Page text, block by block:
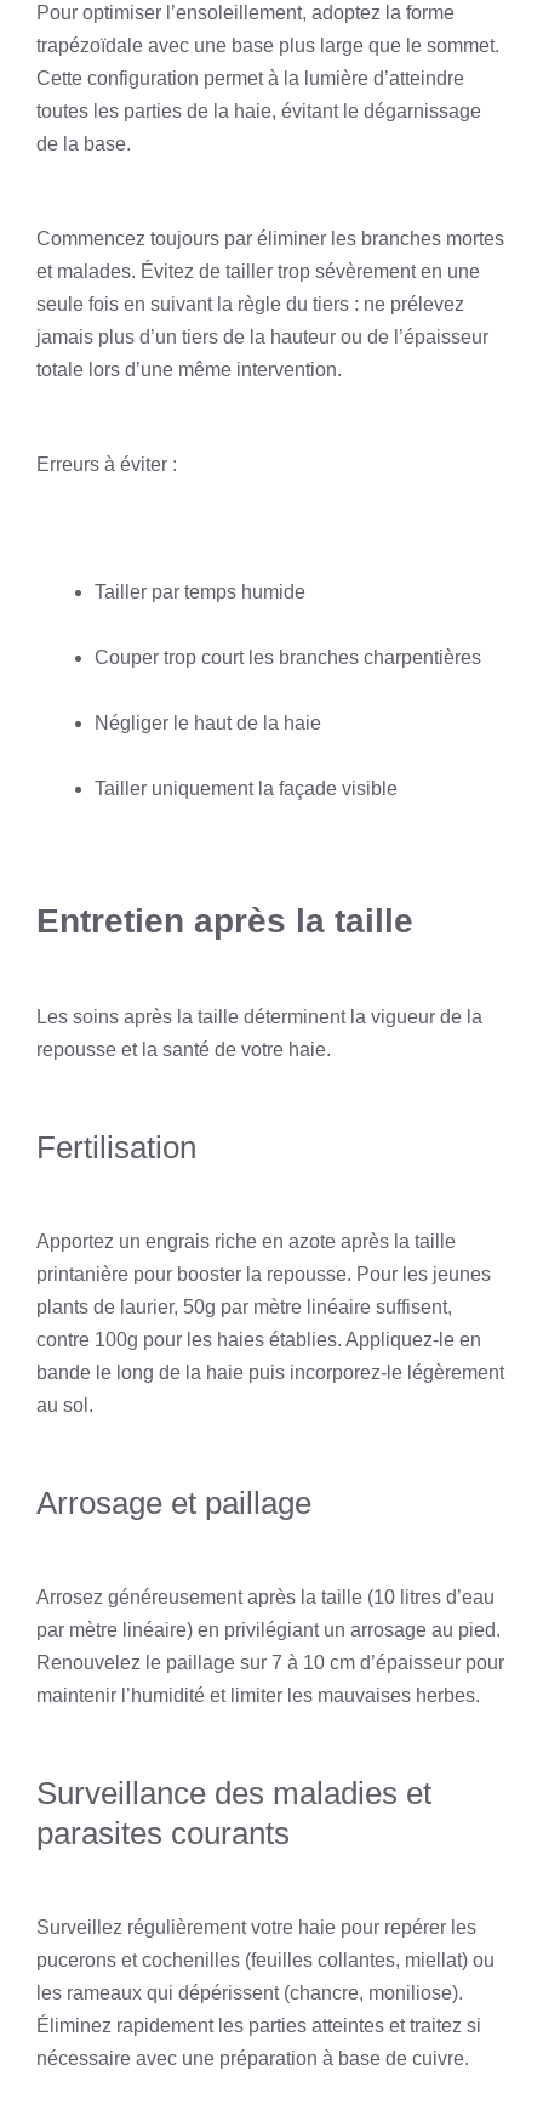
Pour optimiser l’ensoleillement, adoptez la forme
trapézoïdale avec une base plus large que le sommet.
Cette configuration permet à la lumière d’atteindre
toutes les parties de la haie, évitant le dégarnissage
de la base.
Commencez toujours par éliminer les branches mortes
et malades. Évitez de tailler trop sévèrement en une
seule fois en suivant la règle du tiers : ne prélevez
jamais plus d’un tiers de la hauteur ou de l’épaisseur
totale lors d’une même intervention.
Erreurs à éviter :
Tailler par temps humide
Couper trop court les branches charpentières
Négliger le haut de la haie
Tailler uniquement la façade visible
Entretien après la taille
Les soins après la taille déterminent la vigueur de la
repousse et la santé de votre haie.
Fertilisation
Apportez un engrais riche en azote après la taille
printanière pour booster la repousse. Pour les jeunes
plants de laurier, 50g par mètre linéaire suffisent,
contre 100g pour les haies établies. Appliquez-le en
bande le long de la haie puis incorporez-le légèrement
au sol.
Arrosage et paillage
Arrosez généreusement après la taille (10 litres d’eau
par mètre linéaire) en privilégiant un arrosage au pied.
Renouvelez le paillage sur 7 à 10 cm d’épaisseur pour
maintenir l’humidité et limiter les mauvaises herbes.
Surveillance des maladies et
parasites courants
Surveillez régulièrement votre haie pour repérer les
pucerons et cochenilles (feuilles collantes, miellat) ou
les rameaux qui dépérissent (chancre, moniliose).
Éliminez rapidement les parties atteintes et traitez si
nécessaire avec une préparation à base de cuivre.